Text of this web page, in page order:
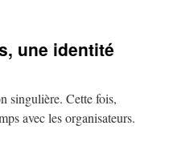
une identité
singulière. Cette fois,
avec les organisateurs.